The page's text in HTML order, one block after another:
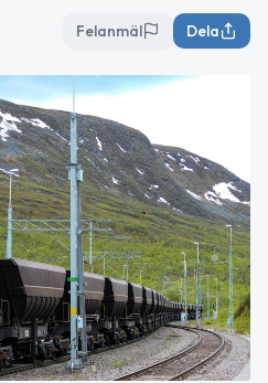
Felanmäl Dela